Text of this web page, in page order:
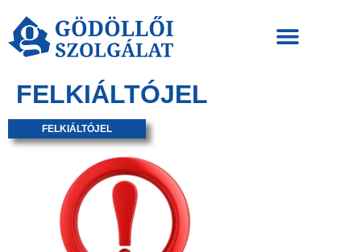
FELKIÁLTÓJEL
FELKIÁLTÓJEL